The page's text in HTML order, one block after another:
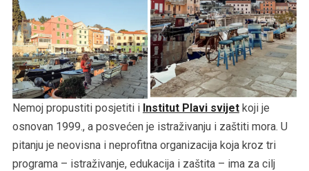
Nemoj propustiti posjetiti i Institut Plavi svijetkoji je
osnovan 1999., a posvećen je istraživanju i zaštiti mora. U
pitanju je neovisna i neprofitna organizacija koja kroz tri
programa – istraživanje, edukacija i zaštita – ima za cilj